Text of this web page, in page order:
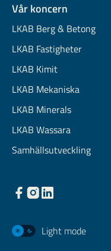
Vår koncern
LKAB Berg & Betong
LKAB Fastigheter
LKAB Kimit
LKAB Mekaniska
LKAB Minerals
LKAB Wassara
Samhällsutveckling
Light mode